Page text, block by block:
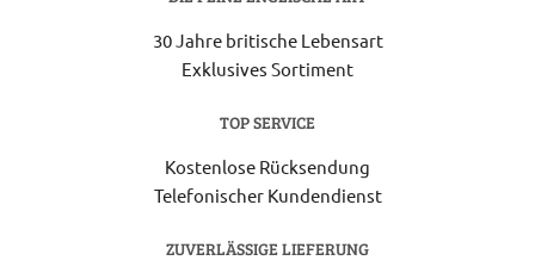
30 Jahre britische Lebensart
Exklusives Sortiment
TOP SERVICE
Kostenlose Rücksendung
Telefonischer Kundendienst
ZUVERLÄSSIGE LIEFERUNG